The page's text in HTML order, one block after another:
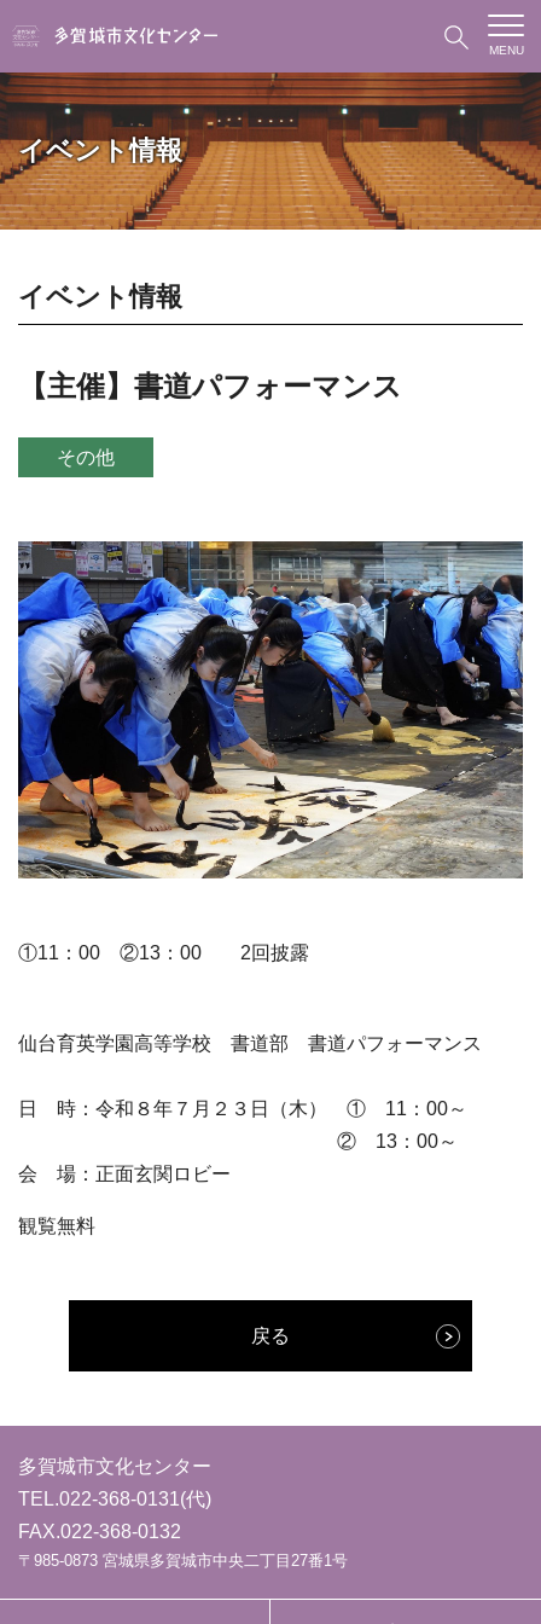
MENU
イベント情報
イベント情報
【主催】書道パフォーマンス
その他
①11：00 ②13：00 2回披露
仙台育英学園高等学校 書道部 書道パフォーマンス
日 時：令和８年７月２３日（木） ① 11：00～
② 13：00～
会 場：正面玄関ロビー
観覧無料
戻る
多賀城市文化センター
TEL.022-368-0131(代)
FAX.022-368-0132
〒985-0873 宮城県多賀城市中央二丁目27番1号